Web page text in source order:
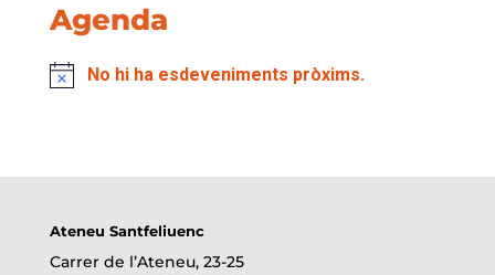
Agenda
No hi ha esdeveniments pròxims.
Ateneu Santfeliuenc
Carrer de l’Ateneu, 23-25